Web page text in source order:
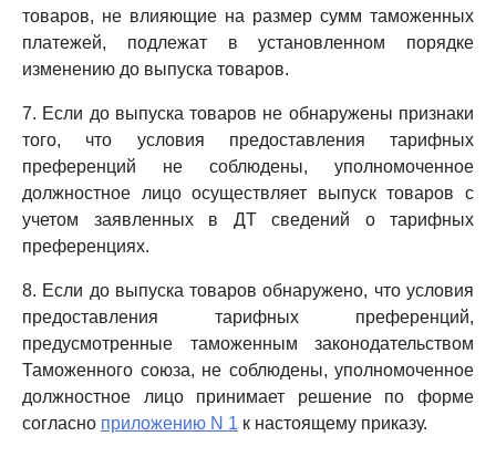
товаров, не влияющие на размер сумм таможенных
платежей, подлежат в установленном порядке
изменению до выпуска товаров.
7. Если до выпуска товаров не обнаружены признаки
того, что условия предоставления тарифных
преференций не соблюдены, уполномоченное
должностное лицо осуществляет выпуск товаров с
учетом заявленных в ДТ сведений о тарифных
преференциях.
8. Если до выпуска товаров обнаружено, что условия
предоставления тарифных преференций,
предусмотренные таможенным законодательством
Таможенного союза, не соблюдены, уполномоченное
должностное лицо принимает решение по форме
согласно приложению N 1 к настоящему приказу.